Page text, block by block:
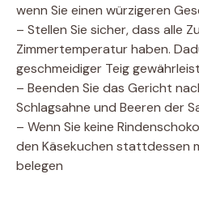
wenn Sie einen würzigeren
– Stellen Sie sicher, dass alle
Zimmertemperatur haben.
geschmeidiger Teig
– Beenden Sie das Gericht
Schlagsahne und Beeren der
– Wenn Sie keine
den Käsekuchen stattdessen
belegen